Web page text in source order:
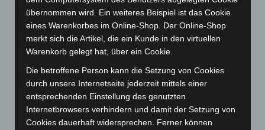
Dezember 2023(130)
November 2023(130)
Oktober 2023(114)
September 2023
(133)
August 2023(134)
Juli 2023(118)
Juni 2023(142)
übernommen wird. Ein weiteres Beispiel ist das Cookie
eines Warenkorbes im Online-Shop. Der Online-Shop
merkt sich die Artikel, die ein Kunde in den virtuellen
Warenkorb gelegt hat, über ein Cookie.
Die betroffene Person kann die Setzung von Cookies
durch unsere Internetseite jederzeit mittels einer
entsprechenden Einstellung des genutzten
Internetbrowsers verhindern und damit der Setzung von
Cookies dauerhaft widersprechen. Ferner können